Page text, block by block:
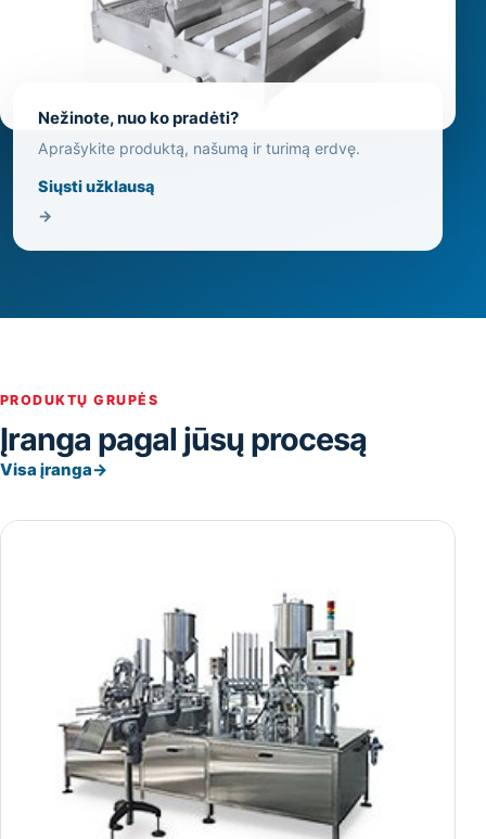
Nežinote, nuo ko pradėti?
Aprašykite produktą, našumą ir turimą erdvę.
Siųsti užklausą
→
PRODUKTŲ GRUPĖS
Įranga pagal jūsų procesą
Visa įranga→